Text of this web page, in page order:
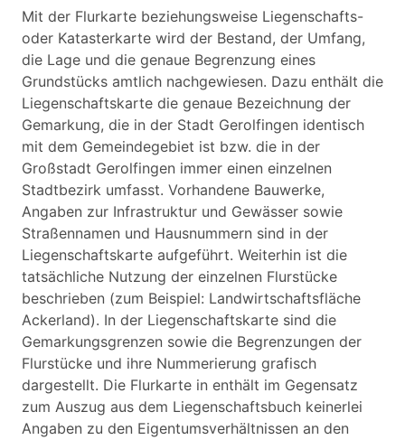
Mit der Flurkarte beziehungsweise Liegenschafts-
oder Katasterkarte wird der Bestand, der Umfang,
die Lage und die genaue Begrenzung eines
Grundstücks amtlich nachgewiesen. Dazu enthält die
Liegenschaftskarte die genaue Bezeichnung der
Gemarkung, die in der Stadt Gerolfingen identisch
mit dem Gemeindegebiet ist bzw. die in der
Großstadt Gerolfingen immer einen einzelnen
Stadtbezirk umfasst. Vorhandene Bauwerke,
Angaben zur Infrastruktur und Gewässer sowie
Straßennamen und Hausnummern sind in der
Liegenschaftskarte aufgeführt. Weiterhin ist die
tatsächliche Nutzung der einzelnen Flurstücke
beschrieben (zum Beispiel: Landwirtschaftsfläche
Ackerland). In der Liegenschaftskarte sind die
Gemarkungsgrenzen sowie die Begrenzungen der
Flurstücke und ihre Nummerierung grafisch
dargestellt. Die Flurkarte in enthält im Gegensatz
zum Auszug aus dem Liegenschaftsbuch keinerlei
Angaben zu den Eigentumsverhältnissen an den